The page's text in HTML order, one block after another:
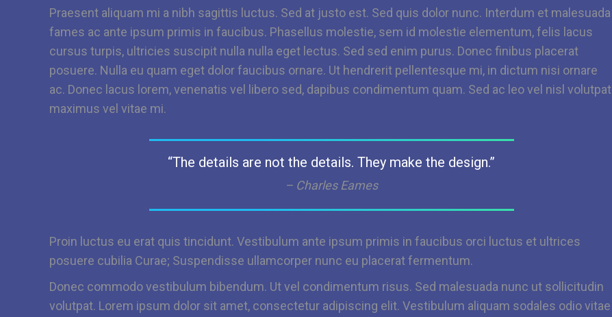
Praesent aliquam mi a nibh sagittis luctus. Sed at justo est. Sed quis dolor nunc. Interdum et malesuada
fames ac ante ipsum primis in faucibus. Phasellus molestie, sem id molestie elementum, felis lacus
cursus turpis, ultricies suscipit nulla nulla eget lectus. Sed sed enim purus. Donec finibus placerat
posuere. Nulla eu quam eget dolor faucibus ornare. Ut hendrerit pellentesque mi, in dictum nisi ornare
ac. Donec lacus lorem, venenatis vel libero sed, dapibus condimentum quam. Sed ac leo vel nisl volutpat
maximus vel vitae mi.
“The details are not the details. They make the design.”
– Charles Eames
Proin luctus eu erat quis tincidunt. Vestibulum ante ipsum primis in faucibus orci luctus et ultrices
posuere cubilia Curae; Suspendisse ullamcorper nunc eu placerat fermentum.
Donec commodo vestibulum bibendum. Ut vel condimentum risus. Sed malesuada nunc ut sollicitudin
volutpat. Lorem ipsum dolor sit amet, consectetur adipiscing elit. Vestibulum aliquam sodales odio vitae